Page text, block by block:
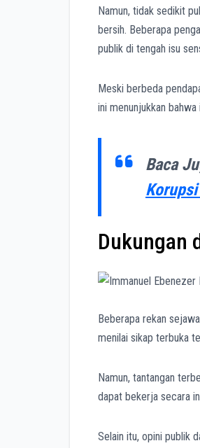
Namun, tidak sedikit
bersih. Beberapa
publik di tengah isu
Meski berbeda
ini menunjukkan
Baca
Dukungan
Beberapa rekan
menilai sikap terbuka
Namun, tantangan
dapat bekerja secara
Selain itu, opini publik